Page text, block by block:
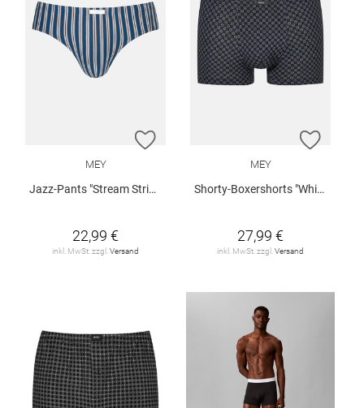
ZUR WUNSCHLISTE HINZUFÜGEN
MEY
Jazz-Pants "Stream Stripes"
22,99 €
inkl. MwSt. zzgl. Versand
ZUR
MEY
Shorty-Boxershorts "White Squares"
27,99 €
inkl. MwSt. zzgl. Versand